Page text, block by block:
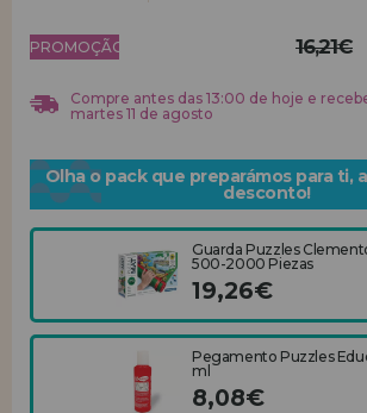
REGISTRO DE
PROMOÇÃO! 16,21€
Compre antes das 13:00 de hoje e
martes 11 de agosto
Olha o pack que preparámos para ti,
desconto!
Guarda Puzzles
500-2000 Piezas
19,26€
Pegamento Puzzles
ml
8,08€